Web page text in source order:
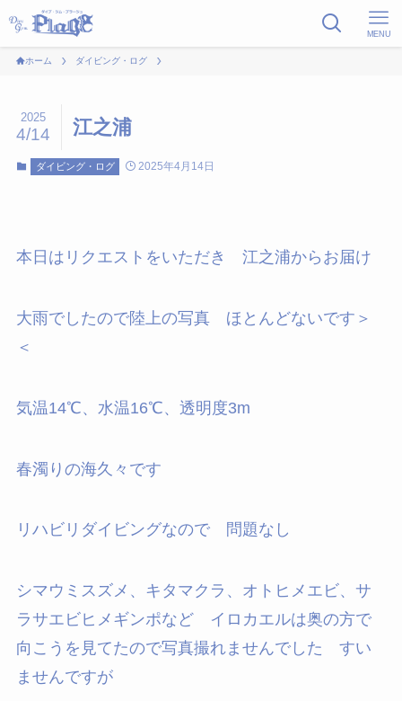
MENU
ホーム ダイビング・ログ
江之浦
2025
4/14
ダイビング・ログ 2025年4月14日
本日はリクエストをいただき 江之浦からお届け
大雨でしたので陸上の写真 ほとんどないです＞
＜
気温14℃、水温16℃、透明度3m
春濁りの海久々です
リハビリダイビングなので 問題なし
シマウミスズメ、キタマクラ、オトヒメエビ、サ
ラサエビヒメギンポなど イロカエルは奥の方で
向こうを見てたので写真撮れませんでした すい
ませんですが